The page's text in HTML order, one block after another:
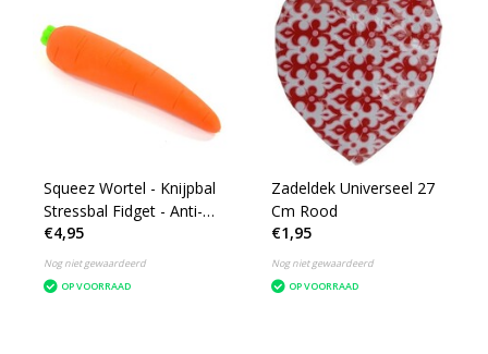
Squeez Wortel - Knijpbal
Stressbal Fidget - Anti-
Stress Speelgoed -
Groente Wortel
€4,95
Nog niet gewaardeerd
OP VOORRAAD
Zadeldek Universeel 27
Cm Rood
€1,95
Nog niet gewaardeerd
OP VOORRAAD